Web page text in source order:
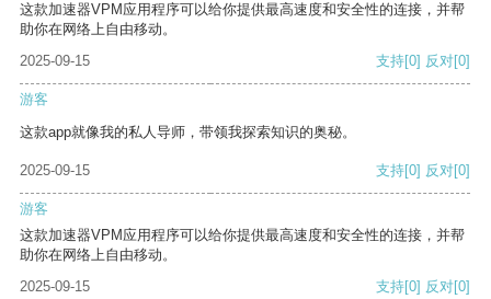
这款加速器VPM应用程序可以给你提供最高速度和安全性的连接，并帮
助你在网络上自由移动。
2025-09-15
支持[0] 反对[0]
游客
这款app就像我的私人导师，带领我探索知识的奥秘。
2025-09-15 支持[0] 反对[0]
游客
这款加速器VPM应用程序可以给你提供最高速度和安全性的连接，并帮
助你在网络上自由移动。
2025-09-15
支持[0] 反对[0]